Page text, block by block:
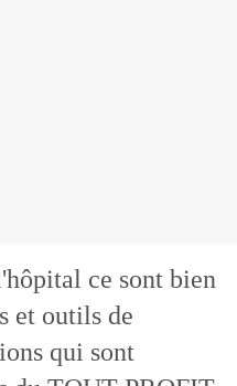
ce sont bien
et outils de
qui sont